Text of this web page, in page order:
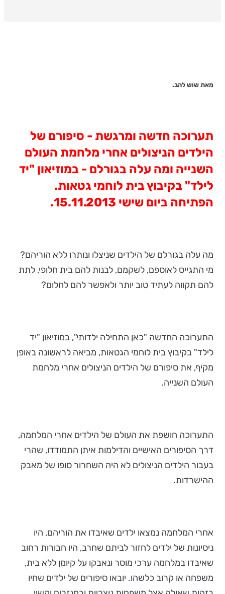
מאת שוש להב.
תערוכה חדשה ומרגשת - סיפורם של
הילדים הניצולים אחרי מלחמת העולם
השנייה ומה עלה בגורלם - במוזיאון "יד
לילד" בקיבוץ בית לוחמי גטאות.
הפתיחה ביום שישי 15.11.2013.
מה עלה בגורלם של הילדים שניצלו ונותרו ללא הוריהם?
מי התגייס לאוספם, לשקמם, לבנות להם בית חלופי, לתת
להם תקווה לעתיד טוב יותר ולאפשר להם לחלום?
התערוכה החדשה "כאן התחילה ילדותי", במוזיאון "יד
לילד" בקיבוץ בית לוחמי הגטאות, מביאה לראשונה באופן
מקיף, את סיפורם של הילדים הניצולים אחרי מלחמת
העולם השנייה.
התערוכה חושפת את העולם של הילדים אחרי המלחמה,
דרך הסיפורים האישיים והדילמות איתן התמודדו, שהרי
בעבור הילדים הניצולים לא היה השחרור סופו של מאבק
ההישרדות.
אחרי המלחמה נמצאו ילדים שאיבדו את הוריהם, היו
ניסיונות של ילדים לחזור לביתם שחרב, היו חבורות רחוב
שאיבדו במלחמה ערכי מוסר ונאבקו על קיומן ללא בית,
משפחה או קרוב כלשהו. יובאו סיפורים של ילדים שחיו